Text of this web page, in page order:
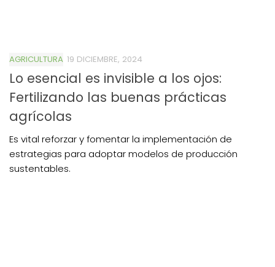
AGRICULTURA 19 DICIEMBRE, 2024
Lo esencial es invisible a los ojos:
Fertilizando las buenas prácticas
agrícolas
Es vital reforzar y fomentar la implementación de
estrategias para adoptar modelos de producción
sustentables.